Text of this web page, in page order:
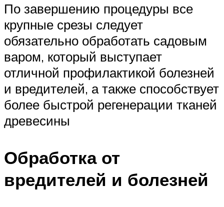
По завершению процедуры все
крупные срезы следует
обязательно обработать садовым
варом, который выступает
отличной профилактикой болезней
и вредителей, а также способствует
более быстрой регенерации тканей
древесины
Обработка от
вредителей и болезней